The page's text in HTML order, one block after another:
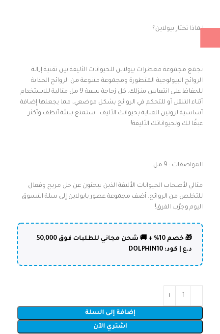
لماذا تختار بيولاين؟
تجمع مجموعة معطرات بيولاين للحيوانات الأليفة بين تقنية إزالة
الروائح البيولوجية المتطورة ومجموعة متنوعة من الروائح الجذابة
للحفاظ على انتعاش منزلك. كل زجاجة سعة 9 مل مثالية للاستخدام
أثناء التنقل أو للتحكم في الروائح بشكل موضعي، مما يجعلها إضافة
أساسية لروتين العناية بحيوانك الأليف. استمتع ببيئة أنظف وأكثر
عبقًا لك ولحيواناتك الأليفة!
المواصفات : 9 مل.
مثالي لأصحاب الحيوانات الأليفة الذين يبحثون عن حل مريح وفعال
للتخلص من الروائح. أضف مجموعة عطور بايولاين إلى سلة التسوق
اليوم وجرّب الفرق!
🎁 خصم 10% + 🚚 شحن مجاني للطلبات فوق 50,000
د.ع | كود: DOLPHIN10
إضافة إلى السلة
اشتري الآن